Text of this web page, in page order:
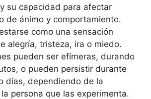
su capacidad para afectar
de ánimo y comportamiento.
como una sensación
alegría, tristeza, ira o miedo.
pueden ser efímeras, durando
o pueden persistir durante
días, dependiendo de la
persona que las experimenta.